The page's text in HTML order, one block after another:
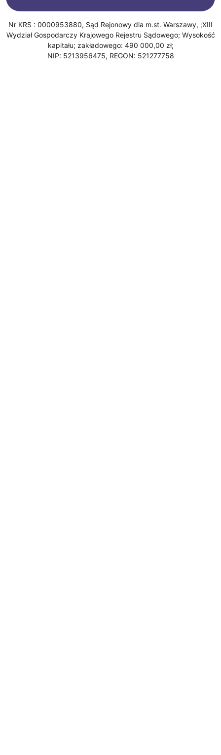
Nr KRS : 0000953880, Sąd Rejonowy dla m.st. Warszawy, ;XIII
Wydział Gospodarczy Krajowego Rejestru Sądowego; Wysokość
kapitału; zakładowego: 490 000,00 zł;
NIP: 5213956475, REGON: 521277758